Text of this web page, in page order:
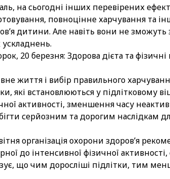
на сьогодні інших перевірених
повноцінне харчування та
дитини. Але навіть вони не зможуть
ускладнень.
20 березня: Здорова дієта та
життя і вибір правильного
які встановлюються у підлітковому
активності, зменшення часу
серйозним та дорогим наслідкам
організація охорони здоров’я
до інтенсивної фізичної
що чим доросліші підлітки, тим